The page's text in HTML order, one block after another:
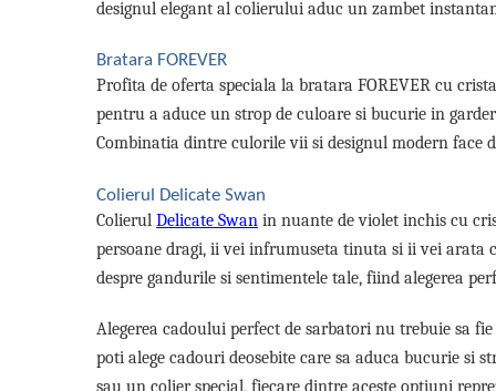
Cadouri pentru Mama
Cadouri pentru profesori sau absolventi
Cadouri Back to school
Cadouri de Paște
Cadouri pentru CUPLU El & Ea
Cadouri Iubitori de animale
Cadouri GRAVIDE
Cadouri Pensionare
Cadouri Colegi, sefi sau angajati
designul elegant al colierului aduc un zambet
Bratara FOREVER
Profita de oferta speciala la bratara FOREVER cu
pentru a aduce un strop de culoare si bucurie in
Combinatia dintre culorile vii si designul modern face
Colierul Delicate Swan
Colierul Delicate Swan in nuante de violet inchis cu
persoane dragi, ii vei infrumuseta tinuta si ii vei arata
despre gandurile si sentimentele tale, fiind alegerea
Alegerea cadoului perfect de sarbatori nu trebuie sa
poti alege cadouri deosebite care sa aduca bucurie si
sau un colier special, fiecare dintre aceste optiuni